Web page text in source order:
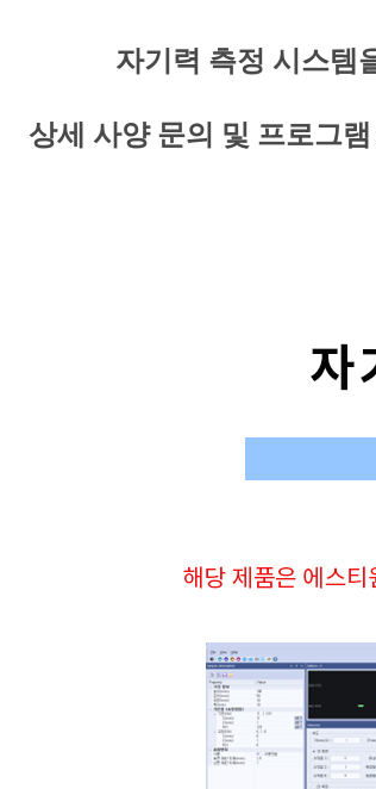
자기력 측정 시스템
상세 사양 문의 및 프로그